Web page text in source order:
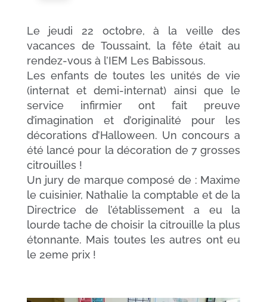
Le jeudi 22 octobre, à la veille des
vacances de Toussaint, la fête était au
rendez-vous à l’IEM Les Babissous.
Les enfants de toutes les unités de vie
(internat et demi-internat) ainsi que le
service infirmier ont fait preuve
d’imagination et d’originalité pour les
décorations d’Halloween. Un concours a
été lancé pour la décoration de 7 grosses
citrouilles !
Un jury de marque composé de : Maxime
le cuisinier, Nathalie la comptable et de la
Directrice de l’établissement a eu la
lourde tache de choisir la citrouille la plus
étonnante. Mais toutes les autres ont eu
le 2eme prix !